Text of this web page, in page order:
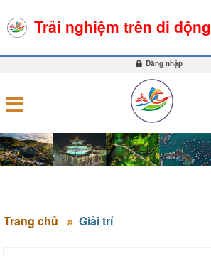
Đăng nhập
Trang chủ Giải trí
Trải nghiệm trên di động